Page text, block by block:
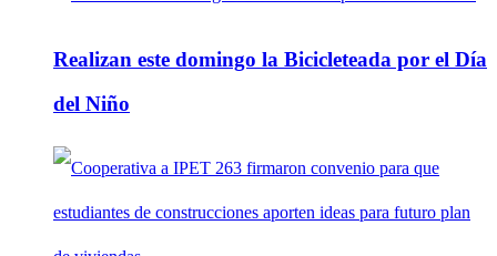
Realizan este domingo la Bicicleteada por el Día
del Niño